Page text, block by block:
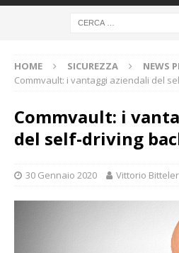
HOME SICUREZZA
NEWS
Commvault: i vantaggi aziendali del
Commvault: i
del self-driving
30 Gennaio 2020 Vittorio